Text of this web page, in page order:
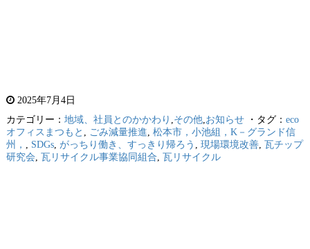
2025年7月4日
カテゴリー： 地域、社員とのかかわり その他, お知らせ・タグ： eco
オフィスまつもと
ごみ減量推進 松本市，小池組，K－グランド信
州，
SDGs, がっちり働き、すっきり帰ろう 現場環境改善, 瓦チップ
研究会 瓦リサイクル事業協同組合 瓦リサイクル